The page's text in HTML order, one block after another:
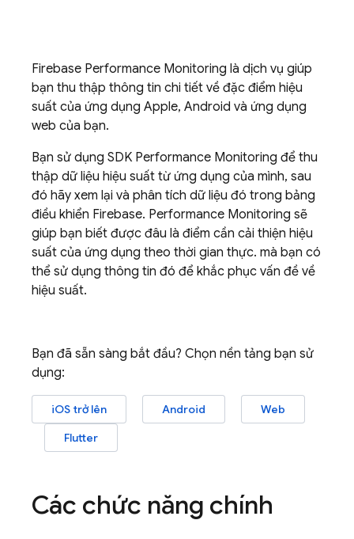
Firebase Performance Monitoring là dịch vụ giúp
bạn thu thập thông tin chi tiết về đặc điểm hiệu
suất của ứng dụng Apple, Android và ứng dụng
web của bạn.
Bạn sử dụng SDK Performance Monitoring để thu
thập dữ liệu hiệu suất từ ứng dụng của mình, sau
đó hãy xem lại và phân tích dữ liệu đó trong bảng
điều khiển Firebase. Performance Monitoring sẽ
giúp bạn biết được đâu là điểm cần cải thiện hiệu
suất của ứng dụng theo thời gian thực. mà bạn có
thể sử dụng thông tin đó để khắc phục vấn đề về
hiệu suất.
Bạn đã sẵn sàng bắt đầu? Chọn nền tảng bạn sử
dụng:
iOS trở lên Android
Web
Flutter
Các chức năng chính